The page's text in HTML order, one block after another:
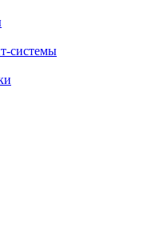
системы